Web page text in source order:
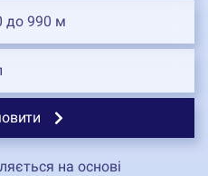
до 990 м
на основі